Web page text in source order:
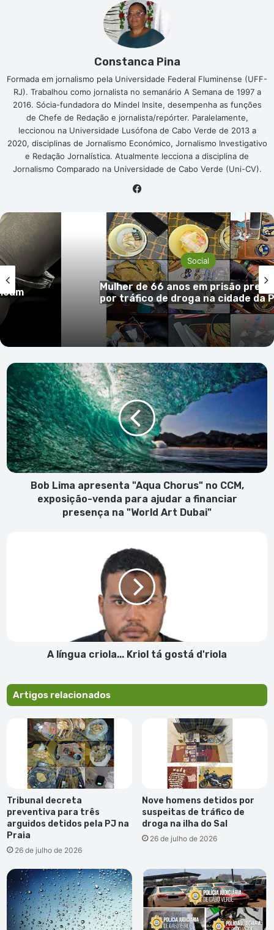
Constanca Pina
Formada em jornalismo pela Universidade Federal Fluminense (UFF-
RJ). Trabalhou como jornalista no semanário A Semana de 1997 a
2016. Sócia-fundadora do Mindel Insite, desempenha as funções
de Chefe de Redação e jornalista/repórter. Paralelamente,
leccionou na Universidade Lusófona de Cabo Verde de 2013 a
2020, disciplinas de Jornalismo Económico, Jornalismo Investigativo
e Redação Jornalística. Atualmente lecciona a disciplina de
Jornalismo Comparado na Universidade de Cabo Verde (Uni-CV).
Social
Mulher de 66 anos em prisão
por tráfico de droga na cidade da
Bob
Lima
apresenta
"Aqua
Chorus"
no
CCM,
exposição-
venda
Bob Lima apresenta "Aqua Chorus" no CCM,
exposição-venda para ajudar a financiar
presença na "World Art Dubai"
A língua criola... Kriol tá gostá d'riola
Artigos relacionados
Tribunal decreta
preventiva para três
arguidos detidos pela PJ na
Praia
26 de julho de 2026
Nove homens detidos por
suspeitas de tráfico de
droga na ilha do Sal
26 de julho de 2026